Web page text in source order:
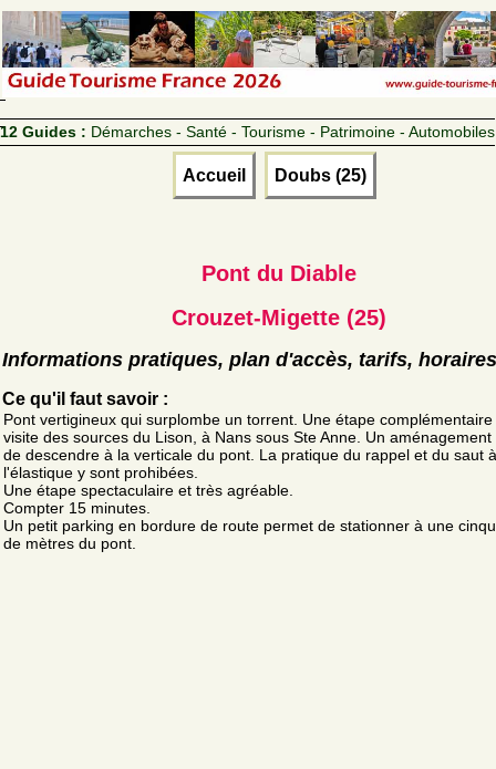
12 Guides : Démarches - Santé - Tourisme - Patrimoine - Automobiles
Accueil Doubs (25)
Pont du Diable
Crouzet-Migette (25)
Informations pratiques, plan d'accès, tarifs, horaires
Ce qu'il faut savoir :
Pont vertigineux qui surplombe un torrent. Une étape
visite des sources du Lison, à Nans sous Ste Anne. Un
de descendre à la verticale du pont. La pratique du rappel et du saut à
l'élastique y sont prohibées.
Une étape spectaculaire et très agréable.
Compter 15 minutes.
Un petit parking en bordure de route permet de stationner à une
de mètres du pont.